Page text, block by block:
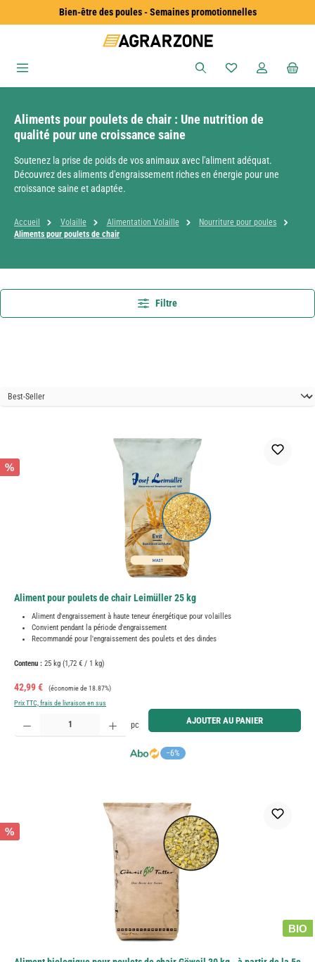
Passer au contenu principalBien-être des poules - Semaines promotionnelles
Vous avez 0
Aliments pour poulets de chair : Une nutrition de
qualité pour une croissance saine
Soutenez la prise de poids de vos animaux avec l'aliment adéquat.
Découvrez des aliments d'engraissement riches en énergie pour une
croissance saine et adaptée.
Accueil Volaille Alimentation Volaille
Nourriture pour poules
Aliments pour poulets de chair
Filtre
%
Aliment pour poulets de chair Leimüller 25 kg
Aliment d'engraissement à haute teneur énergétique pour volailles
Convient pendant la période d'engraissement
Recommandé pour l'engraissement des poulets et des dindes
Contenu : 25 kg (1,72 € / 1 kg)
Prix de vente :
42,99 € Prix régulier :
(économie de 18.87%)
Prix TTC, frais de livraison en sus
−6%
Quantité de produit : Entrez la quantité souhaitée ou utilisez les boutons pour augmenter ou
pc AJOUTER AU PANIER
%
BIO